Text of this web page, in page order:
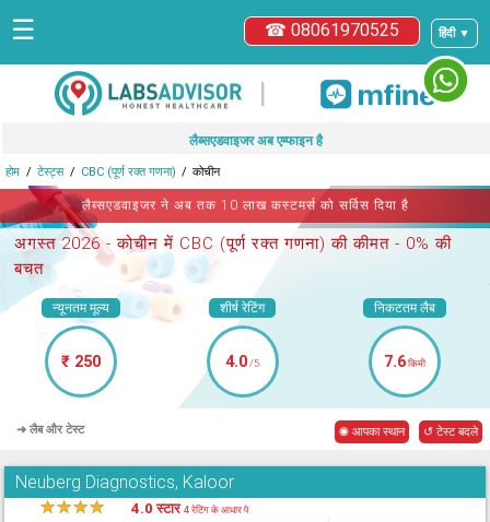
हिंदी ▼
☎ 08061970525
☰
|
लैब्सएडवाइजर अब एम्फाइन है
होम टेस्ट्स CBC (पूर्ण रक्त गणना) कोचीन
लैब्सएडवाइजर ने अब तक 10 लाख कस्टमर्स को सर्विस दिया है
अगस्त 2026 -कोचीन में CBC (पूर्ण रक्त गणना) की कीमत - 0% की
बचत
न्यूनतम मूल्य
₹ 250
शीर्ष रेटिंग
4.0/5
निकटतम लैब
7.6किमी
➜ लैब और टेस्ट ◉ आपका स्थान ↺ टेस्ट बदले
Neuberg Diagnostics, Kaloor
★★★★ 4.0 स्टार4 रेटिंग के आधार पे